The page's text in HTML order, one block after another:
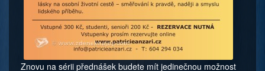
Znovu na sérii přednášek budete mít jedinečnou možnost